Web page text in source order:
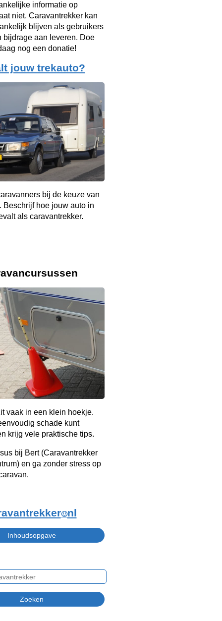
informatie op
niet. Caravantrekker kan
blijven als gebruikers
bijdrage aan leveren. Doe
nog een donatie!
jouw trekauto?
bij de keuze van
Beschrijf hoe jouw auto in
als caravantrekker.
vaak in een klein hoekje.
schade kunt
krijg vele praktische tips.
bij Bert (Caravantrekker
en ga zonder stress op
🙂nl